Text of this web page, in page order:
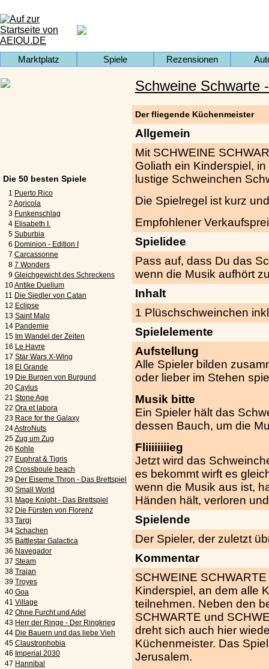
Marktplatz Spiele Rezensionen
Die 50 besten Spiele
1 Puerto Rico
2 Agricola
3 Funkenschlag
4 Elisabeth I.
5 Suburbia
6 Dominion - Edition I
7 Carcassonne
8 7 Wonders
9 Gleichgewicht des Schreckens
10Antike Duellum
11 Die Siedler von Catan
12 Eclipse
13 Saint Malo
14 Pandemie
15 Im Wandel der Zeiten
16 Le Havre
17 Star Wars X-Wing
18 El Grande
19 Die Burgen von Burgund
20 Caylus
21 Stone Age
22 Ora et labora
23 Race for the Galaxy
24AstroNuts
25 Zug um Zug
26 Kohle
27 Euphrat & Tigris
28 Crossboule beach
29 Der Eiserne Thron - Das Brettspiel
30 Small World
31 Mage Knight - Das Brettspiel
32 Die Fürsten von Florenz
33 Targi
34 Schachen
35 Battlestar Galactica
36 Navegador
37 Steam
38 Trajan
39 Troyes
40 Goa
41 Village
42 Ohne Furcht und Adel
43 Herr der Ringe - Der Ringkrieg
44 Die Bauern und das liebe Vieh
45 Claustrophobia
46 Imperial 2030
47 Hannibal
Schweine Schwarte
Der fliegende Küchenmeister
Allgemein
Mit SCHWEINE
Goliath ein Kinderspiel,
lustige Schweinchen
Die Spielregel ist kurz
Empfohlener
Spielidee
Pass auf, dass Du das
wenn die Musik aufhört
Inhalt
1 Plüschschweinchen
Spielelemente
Aufstellung
Alle Spieler bilden
oder lieber im Stehen
Musik bitte
Ein Spieler hält das
dessen Bauch, um die
Fliiiiiiiieg
Jetzt wird das
es bekommt wirft es
wenn die Musik aus ist,
Händen hält, verloren
Spielende
Der Spieler, der zuletzt
Kommentar
SCHWEINE
Kinderspiel, an dem alle
teilnehmen. Neben den
SCHWARTE und
dreht sich auch hier
Küchenmeister. Das
Jerusalem.